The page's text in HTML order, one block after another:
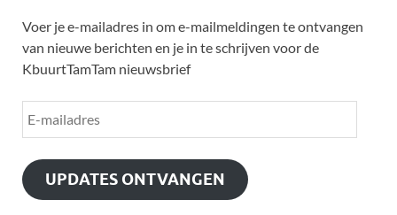
Voer je e-mailadres in om e-mailmeldingen te ontvangen
van nieuwe berichten en je in te schrijven voor de
KbuurtTamTam nieuwsbrief
UPDATES ONTVANGEN